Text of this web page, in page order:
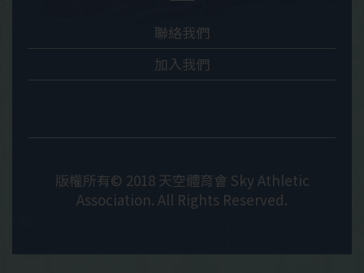
聯絡我們
加入我們
版權所有© 2018 天空體育會 Sky Athletic
Association. All Rights Reserved.